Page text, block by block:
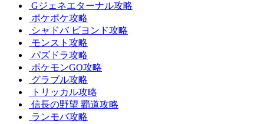
Gジェネエターナル攻略
ポケポケ攻略
シャドバ ビヨンド攻略
モンスト攻略
パズドラ攻略
ポケモンGO攻略
グラブル攻略
トリッカル攻略
信長の野望 覇道攻略
ランモバ攻略